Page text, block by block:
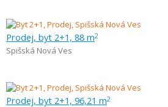
Prodej, byt 2+1, 88 m2
Spišská Nová Ves
Prodej, byt 2+1, 96,21 m2